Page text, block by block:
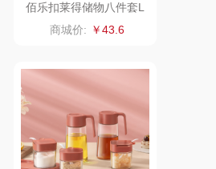
佰乐扣莱得储物八件套L
商城价: ￥43.6